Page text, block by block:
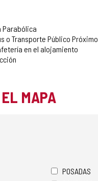
Parabólica
o Transporte Público Próximo
en el alojamiento
MAPA
POSADAS